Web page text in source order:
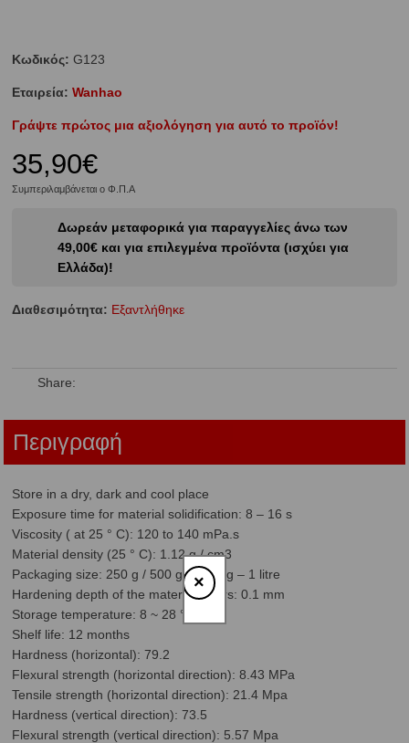
Κωδικός: G123
Εταιρεία: Wanhao
Γράψτε πρώτος μια αξιολόγηση για αυτό το προϊόν!
35,90€
Συμπεριλαμβάνεται ο Φ.Π.Α
Δωρεάν μεταφορικά για παραγγελίες άνω των
49,00€ και για επιλεγμένα προϊόντα (ισχύει για
Ελλάδα)!
Διαθεσιμότητα: Eξαντλήθηκε
Share:
Περιγραφή
Store in a dry, dark and cool place
Exposure time for material solidification: 8 – 16 s
Viscosity ( at 25 ° C): 120 to 140 mPa.s
Material density (25 ° C): 1.12 g / cm3
Packaging size: 250 g / 500 g / 1000 g – 1 litre
Hardening depth of the material layers: 0.1 mm
Storage temperature: 8 ~ 28 ° C
Shelf life: 12 months
Hardness (horizontal): 79.2
Flexural strength (horizontal direction): 8.43 MPa
Tensile strength (horizontal direction): 21.4 Mpa
Hardness (vertical direction): 73.5
Flexural strength (vertical direction): 5.57 Mpa
×